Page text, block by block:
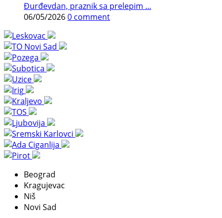
Đurđevdan, praznik sa prelepim ...
06/05/20260 comment
Beograd
Kragujevac
Niš
Novi Sad